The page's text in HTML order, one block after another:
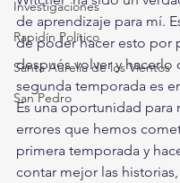
Investigaciones
Rapidín Político
Santa Aurelia de los Vientos
San Pedro
de aprendizaje para mí.
de poder hacer esto por
después volver y hacerlo
segunda temporada es
Es una oportunidad para
errores que hemos
primera temporada y
contar mejor las